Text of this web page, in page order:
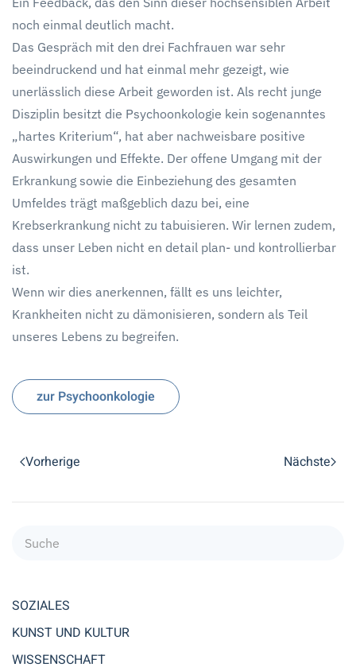
noch einmal deutlich macht.
Das Gespräch mit den drei Fachfrauen war sehr
beeindruckend und hat einmal mehr gezeigt, wie
unerlässlich diese Arbeit geworden ist. Als recht junge
Disziplin besitzt die Psychoonkologie kein sogenanntes
„hartes Kriterium“, hat aber nachweisbare positive
Auswirkungen und Effekte. Der offene Umgang mit der
Erkrankung sowie die Einbeziehung des gesamten
Umfeldes trägt maßgeblich dazu bei, eine
Krebserkrankung nicht zu tabuisieren. Wir lernen zudem,
dass unser Leben nicht en detail plan- und kontrollierbar
ist.
Wenn wir dies anerkennen, fällt es uns leichter,
Krankheiten nicht zu dämonisieren, sondern als Teil
unseres Lebens zu begreifen.
zur Psychoonkologie
Vorherige Nächste
SOZIALES
KUNST UND KULTUR
WISSENSCHAFT